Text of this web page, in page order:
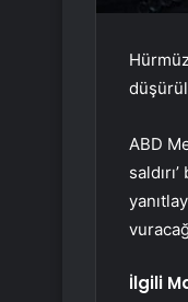
ABD
İlgili